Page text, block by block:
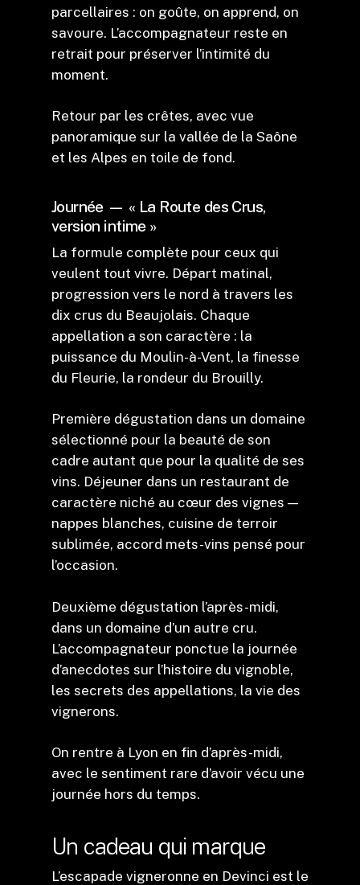
parcellaires : on goûte, on apprend, on
savoure. L’accompagnateur reste en
retrait pour préserver l’intimité du
moment.
Retour par les crêtes, avec vue
panoramique sur la vallée de la Saône
et les Alpes en toile de fond.
Journée — « La Route des Crus,
version intime »
La formule complète pour ceux qui
veulent tout vivre. Départ matinal,
progression vers le nord à travers les
dix crus du Beaujolais. Chaque
appellation a son caractère : la
puissance du Moulin-à-Vent, la finesse
du Fleurie, la rondeur du Brouilly.
Première dégustation dans un domaine
sélectionné pour la beauté de son
cadre autant que pour la qualité de ses
vins. Déjeuner dans un restaurant de
caractère niché au cœur des vignes —
nappes blanches, cuisine de terroir
sublimée, accord mets-vins pensé pour
l’occasion.
Deuxième dégustation l’après-midi,
dans un domaine d’un autre cru.
L’accompagnateur ponctue la journée
d’anecdotes sur l’histoire du vignoble,
les secrets des appellations, la vie des
vignerons.
On rentre à Lyon en fin d’après-midi,
avec le sentiment rare d’avoir vécu une
journée hors du temps.
Un cadeau qui marque
L’escapade vigneronne en Devinci est le